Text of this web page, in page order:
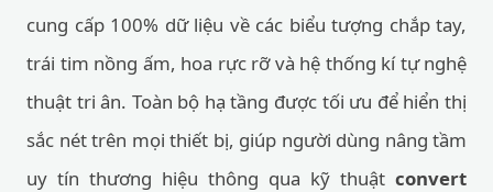
cung cấp 100% dữ liệu về các biểu tượng chắp tay,
trái tim nồng ấm, hoa rực rỡ và hệ thống kí tự nghệ
thuật tri ân. Toàn bộ hạ tầng được tối ưu để hiển thị
sắc nét trên mọi thiết bị, giúp người dùng nâng tầm
uy tín thương hiệu thông qua kỹ thuật convert